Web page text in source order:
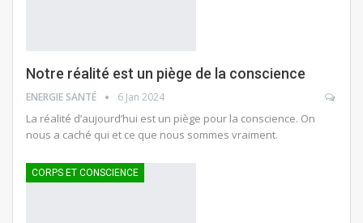
Notre réalité est un piège de la conscience
ENERGIE SANTÉ 6 Jan 2024
La réalité d’aujourd’hui est un piège pour la conscience. On
nous a caché qui et ce que nous sommes vraiment.
CORPS ET CONSCIENCE